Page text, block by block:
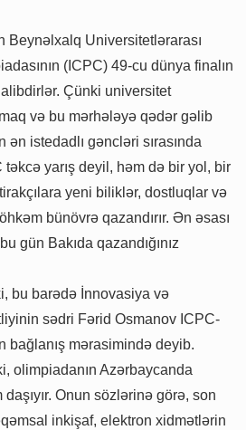
Beynəlxalq Universitetlərarası
(ICPC) 49-cu dünya finalın
Çünki universitet
və bu mərhələyə qədər gəlib
ən istedadlı gəncləri sırasında
yarış deyil, həm də bir yol, bir
yeni biliklər, dostluqlar və
bünövrə qazandırır. Ən əsası
gün Bakıda qazandığınız
bu barədə İnnovasiya və
sədri Fərid Osmanov ICPC-
bağlanış mərasimində deyib.
olimpiadanın Azərbaycanda
Onun sözlərinə görə, son
inkişaf, elektron xidmətlərin